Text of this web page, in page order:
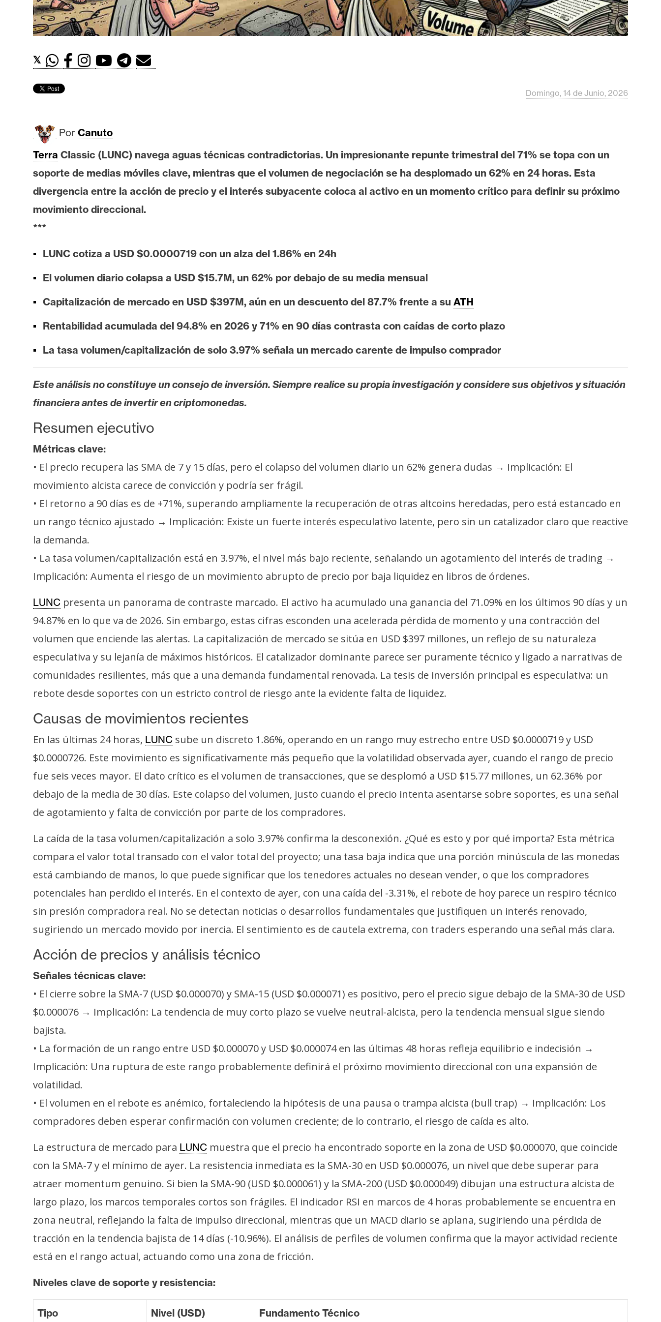
t
h
e
e
m
I
A
A
n
l
i
i
N
t
s
d
e
r
e
n
s
a
e
m
a
R
e
c
u
r
o
s
C
o
n
t
a
c
t
y
u
b
l
c
i
d
d
𝕏
Domingo, 14 de Junio, 2026
Por Canuto
Terra Classic (LUNC) navega aguas técnicas contradictorias. Un impresionante repunte trimestral del 71% se topa con un
soporte de medias móviles clave, mientras que el volumen de negociación se ha desplomado un 62% en 24 horas. Esta
divergencia entre la acción de precio y el interés subyacente coloca al activo en un momento crítico para definir su próximo
movimiento direccional.
***
LUNC cotiza a USD $0.0000719 con un alza del 1.86% en 24h
El volumen diario colapsa a USD $15.7M, un 62% por debajo de su media mensual
Capitalización de mercado en USD $397M, aún en un descuento del 87.7% frente a su ATH
Rentabilidad acumulada del 94.8% en 2026 y 71% en 90 días contrasta con caídas de corto plazo
La tasa volumen/capitalización de solo 3.97% señala un mercado carente de impulso comprador
Este análisis no constituye un consejo de inversión. Siempre realice su propia investigación y considere sus objetivos y situación
financiera antes de invertir en criptomonedas.
Resumen ejecutivo
Métricas clave:
• El precio recupera las SMA de 7 y 15 días, pero el colapso del volumen diario un 62% genera dudas → Implicación: El
movimiento alcista carece de convicción y podría ser frágil.
• El retorno a 90 días es de +71%, superando ampliamente la recuperación de otras altcoins heredadas, pero está estancado en
un rango técnico ajustado → Implicación: Existe un fuerte interés especulativo latente, pero sin un catalizador claro que reactive
la demanda.
• La tasa volumen/capitalización está en 3.97%, el nivel más bajo reciente, señalando un agotamiento del interés de trading →
Implicación: Aumenta el riesgo de un movimiento abrupto de precio por baja liquidez en libros de órdenes.
LUNC presenta un panorama de contraste marcado. El activo ha acumulado una ganancia del 71.09% en los últimos 90 días y un
94.87% en lo que va de 2026. Sin embargo, estas cifras esconden una acelerada pérdida de momento y una contracción del
volumen que enciende las alertas. La capitalización de mercado se sitúa en USD $397 millones, un reflejo de su naturaleza
especulativa y su lejanía de máximos históricos. El catalizador dominante parece ser puramente técnico y ligado a narrativas de
comunidades resilientes, más que a una demanda fundamental renovada. La tesis de inversión principal es especulativa: un
rebote desde soportes con un estricto control de riesgo ante la evidente falta de liquidez.
Causas de movimientos recientes
En las últimas 24 horas, LUNC sube un discreto 1.86%, operando en un rango muy estrecho entre USD $0.0000719 y USD
$0.0000726. Este movimiento es significativamente más pequeño que la volatilidad observada ayer, cuando el rango de precio
fue seis veces mayor. El dato crítico es el volumen de transacciones, que se desplomó a USD $15.77 millones, un 62.36% por
debajo de la media de 30 días. Este colapso del volumen, justo cuando el precio intenta asentarse sobre soportes, es una señal
de agotamiento y falta de convicción por parte de los compradores.
La caída de la tasa volumen/capitalización a solo 3.97% confirma la desconexión. ¿Qué es esto y por qué importa? Esta métrica
compara el valor total transado con el valor total del proyecto; una tasa baja indica que una porción minúscula de las monedas
está cambiando de manos, lo que puede significar que los tenedores actuales no desean vender, o que los compradores
potenciales han perdido el interés. En el contexto de ayer, con una caída del -3.31%, el rebote de hoy parece un respiro técnico
sin presión compradora real. No se detectan noticias o desarrollos fundamentales que justifiquen un interés renovado,
sugiriendo un mercado movido por inercia. El sentimiento es de cautela extrema, con traders esperando una señal más clara.
Acción de precios y análisis técnico
Señales técnicas clave:
• El cierre sobre la SMA-7 (USD $0.000070) y SMA-15 (USD $0.000071) es positivo, pero el precio sigue debajo de la SMA-30 de USD
$0.000076 → Implicación: La tendencia de muy corto plazo se vuelve neutral-alcista, pero la tendencia mensual sigue siendo
bajista.
• La formación de un rango entre USD $0.000070 y USD $0.000074 en las últimas 48 horas refleja equilibrio e indecisión →
Implicación: Una ruptura de este rango probablemente definirá el próximo movimiento direccional con una expansión de
volatilidad.
• El volumen en el rebote es anémico, fortaleciendo la hipótesis de una pausa o trampa alcista (bull trap) → Implicación: Los
compradores deben esperar confirmación con volumen creciente; de lo contrario, el riesgo de caída es alto.
La estructura de mercado para LUNC muestra que el precio ha encontrado soporte en la zona de USD $0.000070, que coincide
con la SMA-7 y el mínimo de ayer. La resistencia inmediata es la SMA-30 en USD $0.000076, un nivel que debe superar para
atraer momentum genuino. Si bien la SMA-90 (USD $0.000061) y la SMA-200 (USD $0.000049) dibujan una estructura alcista de
largo plazo, los marcos temporales cortos son frágiles. El indicador RSI en marcos de 4 horas probablemente se encuentra en
zona neutral, reflejando la falta de impulso direccional, mientras que un MACD diario se aplana, sugiriendo una pérdida de
tracción en la tendencia bajista de 14 días (-10.96%). El análisis de perfiles de volumen confirma que la mayor actividad reciente
está en el rango actual, actuando como una zona de fricción.
Niveles clave de soporte y resistencia:
Tipo Nivel (USD) Fundamento Técnico